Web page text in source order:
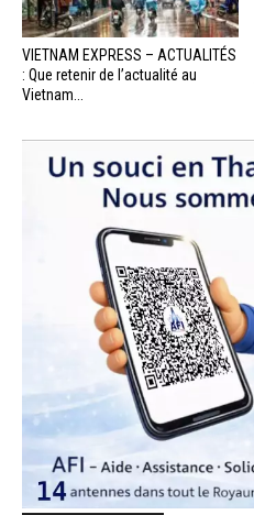
VIETNAM EXPRESS – ACTUALITÉS
: Que retenir de l’actualité au
Vietnam...